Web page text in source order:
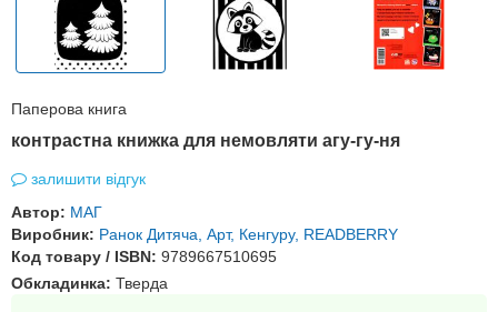
Паперова книга
контрастна книжка для немовляти агу-гу-ня
залишити відгук
Автор: МАГ
Виробник: Ранок Дитяча, Арт, Кенгуру, READBERRY
Код товару / ISBN: 9789667510695
Обкладинка: Тверда